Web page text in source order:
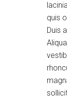
quis
Duis